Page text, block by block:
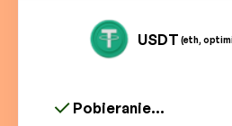
USDT (eth,
Pobieranie...